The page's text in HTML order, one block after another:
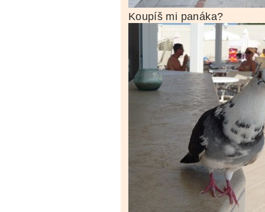
Koupíš mi panáka?